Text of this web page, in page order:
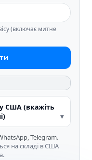
(включає митне
США (вкажіть
Telegram.
на складі в США